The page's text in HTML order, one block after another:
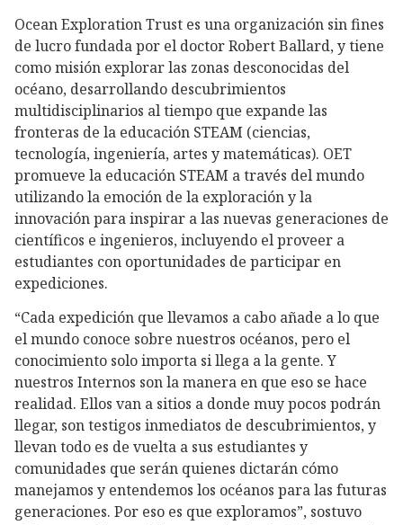
Ocean Exploration Trust es una organización sin fines
de lucro fundada por el doctor Robert Ballard, y tiene
como misión explorar las zonas desconocidas del
océano, desarrollando descubrimientos
multidisciplinarios al tiempo que expande las
fronteras de la educación STEAM (ciencias,
tecnología, ingeniería, artes y matemáticas). OET
promueve la educación STEAM a través del mundo
utilizando la emoción de la exploración y la
innovación para inspirar a las nuevas generaciones de
científicos e ingenieros, incluyendo el proveer a
estudiantes con oportunidades de participar en
expediciones.
“Cada expedición que llevamos a cabo añade a lo que
el mundo conoce sobre nuestros océanos, pero el
conocimiento solo importa si llega a la gente. Y
nuestros Internos son la manera en que eso se hace
realidad. Ellos van a sitios a donde muy pocos podrán
llegar, son testigos inmediatos de descubrimientos, y
llevan todo es de vuelta a sus estudiantes y
comunidades que serán quienes dictarán cómo
manejamos y entendemos los océanos para las futuras
generaciones. Por eso es que exploramos”, sostuvo